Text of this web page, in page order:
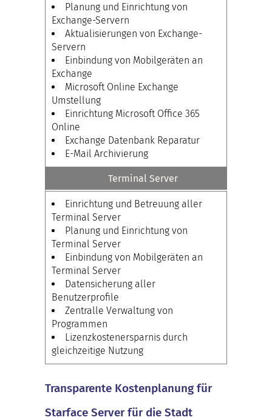
Planung und Einrichtung von
Exchange-Servern
Aktualisierungen von Exchange-
Servern
Einbindung von Mobilgeräten an
Exchange
Microsoft Online Exchange
Umstellung
Einrichtung Microsoft Office 365
Online
Exchange Datenbank Reparatur
E-Mail Archivierung
Terminal Server
Einrichtung und Betreuung aller
Terminal Server
Planung und Einrichtung von
Terminal Server
Einbindung von Mobilgeräten an
Terminal Server
Datensicherung aller
Benutzerprofile
Zentralle Verwaltung von
Programmen
Lizenzkostenersparnis durch
gleichzeitige Nutzung
Transparente Kostenplanung für
Starface Server für die Stadt